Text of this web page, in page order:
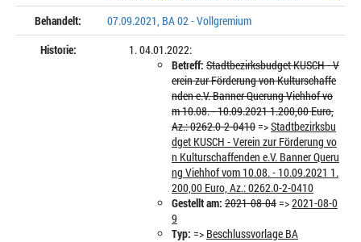
Behandelt:
07.09.2021, BA 02 - Vollgremium
Historie:
04.01.2022:
Betreff: Stadtbezirksbudget KUSCH - V
erein zur Förderung von Kulturschaffe
nden e.V. Banner Querung Viehhof vo
m 10.08. - 10.09.2021 1.200,00 Euro,
Az.: 0262.0-2-0410=>Stadtbezirksbu
dget KUSCH - Verein zur Förderung vo
n Kulturschaffenden e.V. Banner Queru
ng Viehhof vom 10.08. - 10.09.2021 1.
200,00 Euro, Az.: 0262.0-2-0410
Gestellt am: 2021-08-04=>2021-08-0
9
Typ: => Beschlussvorlage BA